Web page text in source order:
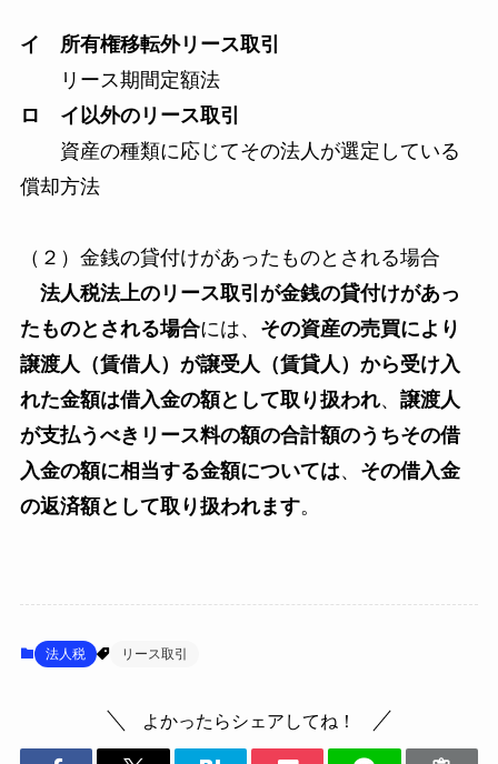
イ 所有権移転外リース取引
リース期間定額法
ロ イ以外のリース取引
資産の種類に応じてその法人が選定している
償却方法
（２）金銭の貸付けがあったものとされる場合
法人税法上のリース取引が金銭の貸付けがあっ
たものとされる場合には、 その資産の売買により
譲渡人（賃借人）が譲受人（賃貸人）から受け入
れた金額は借入金の額として取り扱われ、 譲渡人
が支払うべきリース料の額の合計額のうちその借
入金の額に相当する金額については、 その借入金
の返済額として取り扱われます。
法人税 リース取引
よかったらシェアしてね！